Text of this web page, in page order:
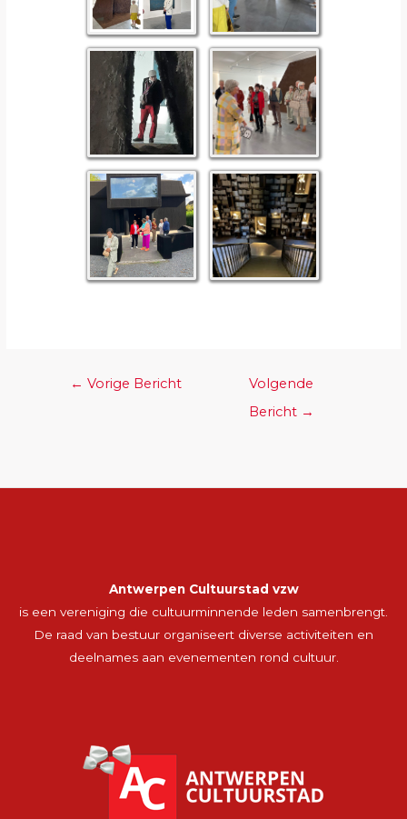
← Vorige Bericht
Volgende
Bericht →
Antwerpen Cultuurstad vzw
is een vereniging die cultuurminnende leden samenbrengt.
De raad van bestuur organiseert diverse activiteiten en
deelnames aan evenementen rond cultuur.